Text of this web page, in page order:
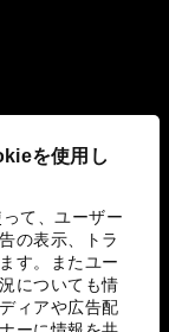
を使用し
て、ユーザー
の表示、トラ
す。またユー
についても情
ィアや広告配